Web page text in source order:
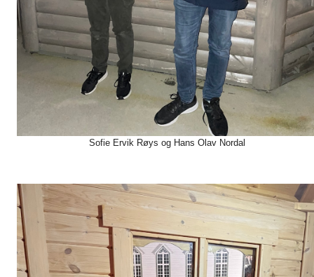
Sofie Ervik Røys og Hans Olav Nordal